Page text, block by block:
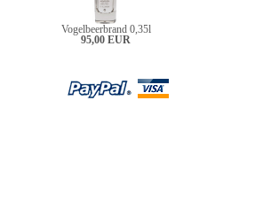
Vogelbeerbrand 0,35l
95,00 EUR